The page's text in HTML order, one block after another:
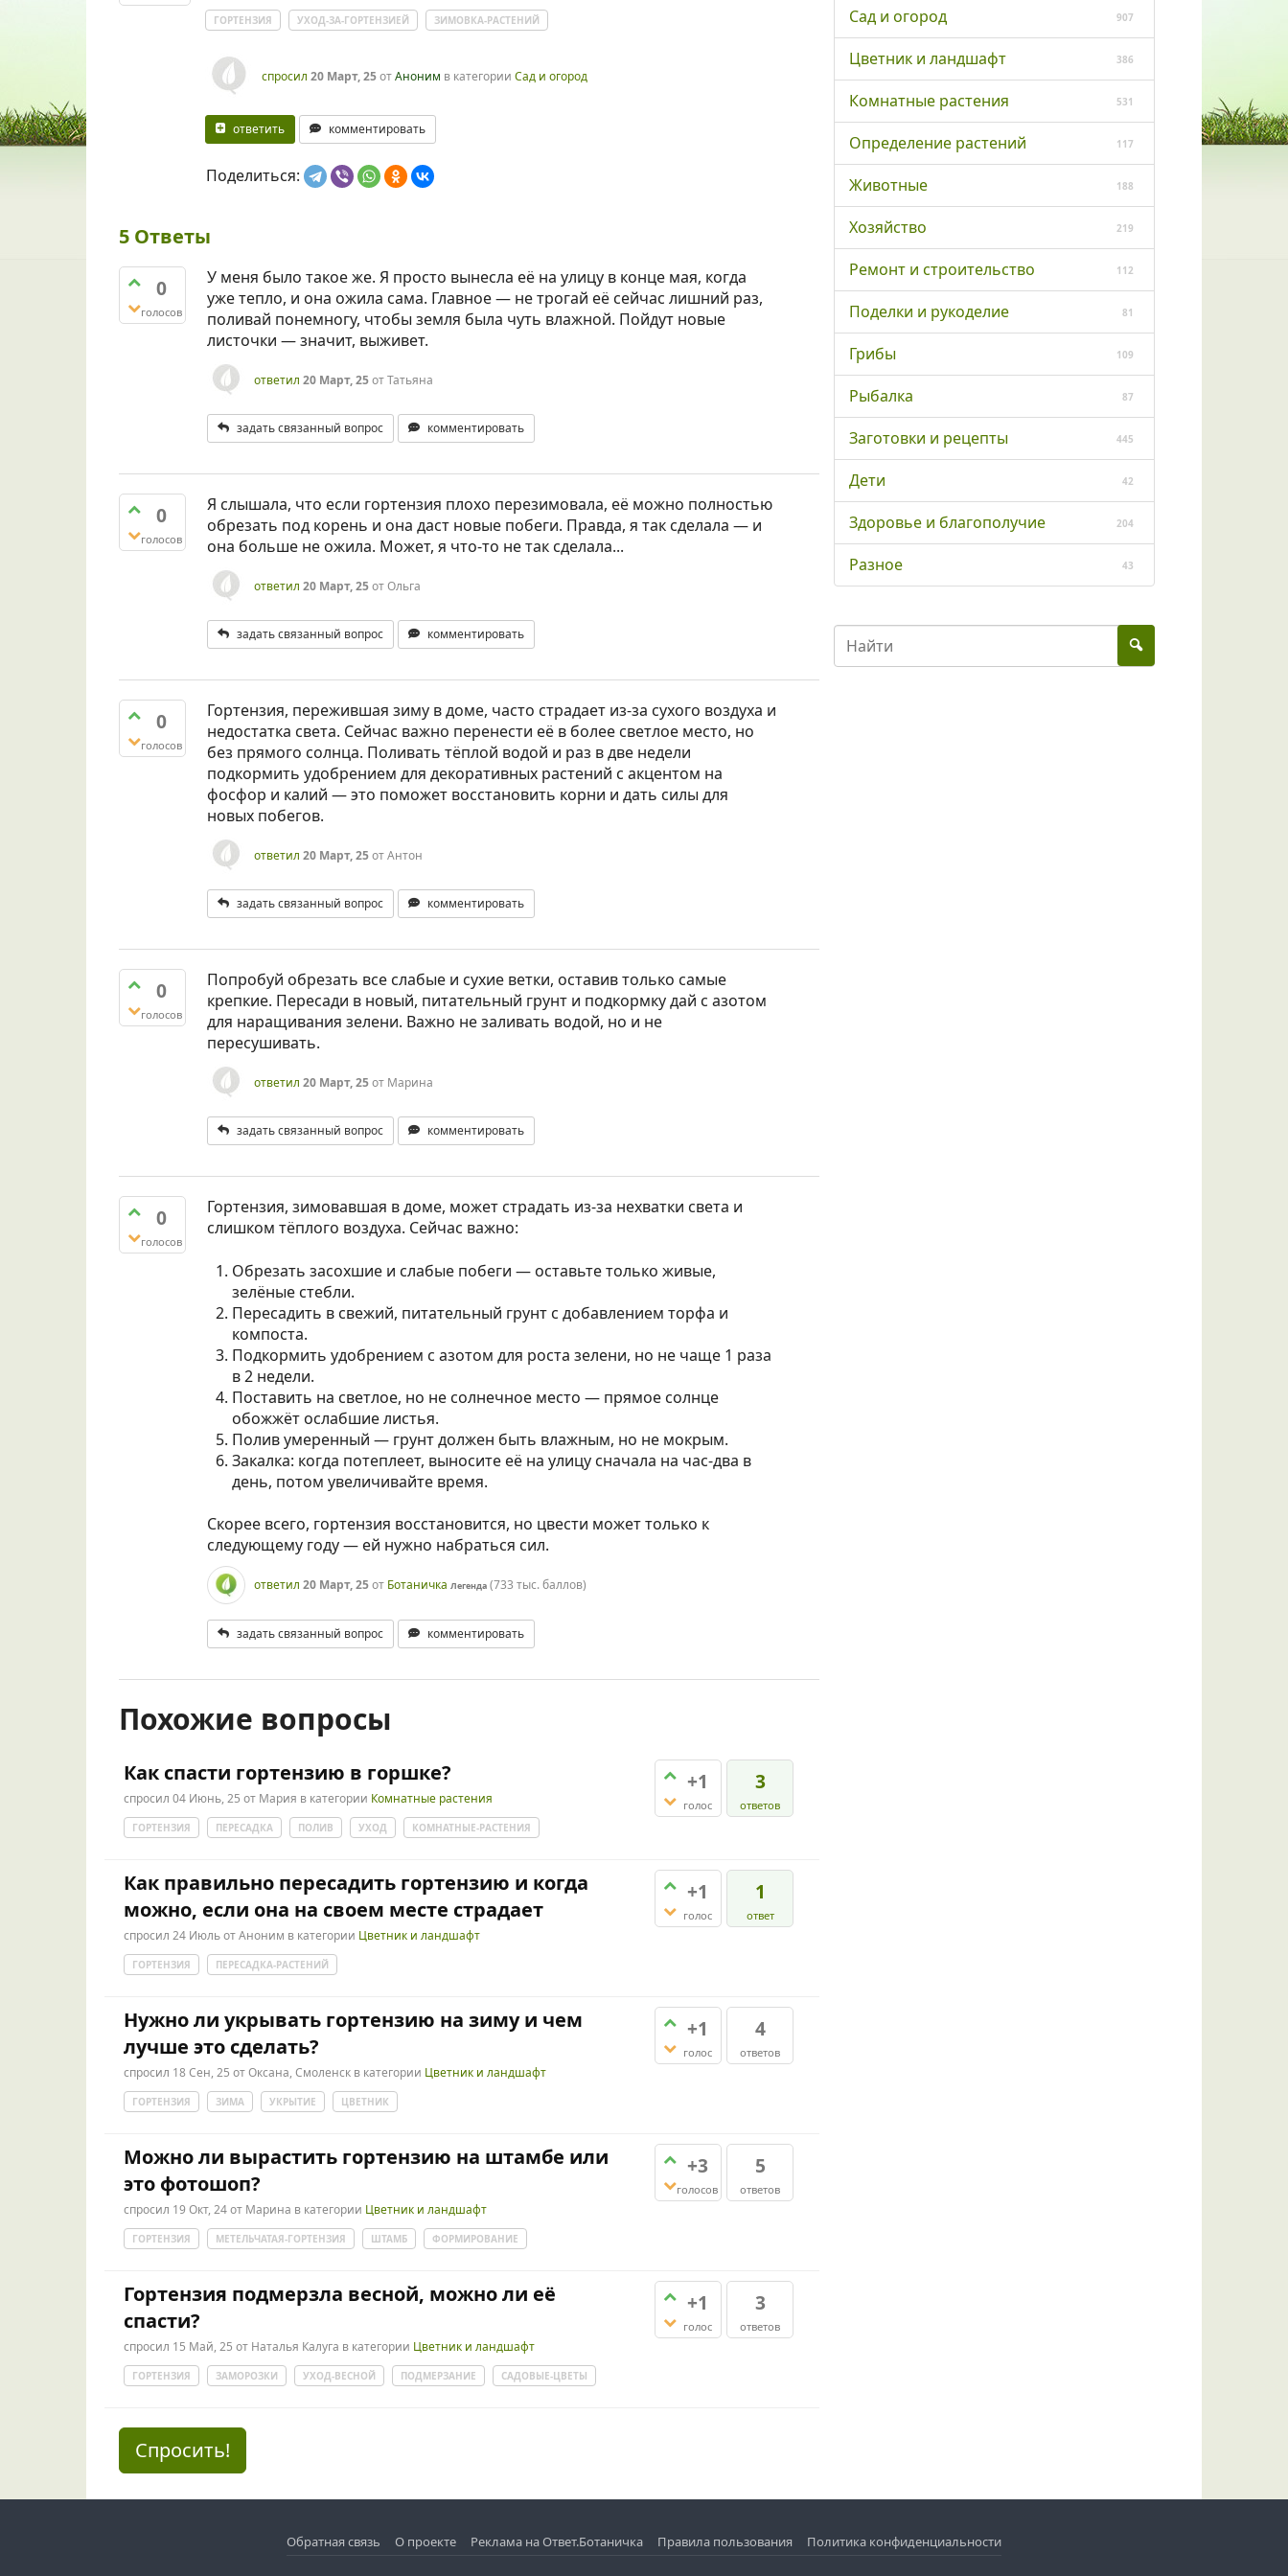
ГОРТЕНЗИЯ УХОД-ЗА-ГОРТЕНЗИЕЙ ЗИМОВКА-РАСТЕНИЙ
спросил 20 Март, 25отАноним в категории Сад и огород
ответить комментировать
Поделиться:
5 Ответы
0
голосов
У меня было такое же. Я просто вынесла её на улицу в конце мая, когда
уже тепло, и она ожила сама. Главное — не трогай её сейчас лишний раз,
поливай понемногу, чтобы земля была чуть влажной. Пойдут новые
листочки — значит, выживет.
ответил 20 Март, 25отТатьяна
задать связанный вопрос комментировать
0
голосов
Я слышала, что если гортензия плохо перезимовала, её можно полностью
обрезать под корень и она даст новые побеги. Правда, я так сделала — и
она больше не ожила. Может, я что-то не так сделала...
ответил 20 Март, 25отОльга
задать связанный вопрос комментировать
0
голосов
Гортензия, пережившая зиму в доме, часто страдает из-за сухого воздуха и
недостатка света. Сейчас важно перенести её в более светлое место, но
без прямого солнца. Поливать тёплой водой и раз в две недели
подкормить удобрением для декоративных растений с акцентом на
фосфор и калий — это поможет восстановить корни и дать силы для
новых побегов.
ответил 20 Март, 25отАнтон
задать связанный вопрос комментировать
0
голосов
Попробуй обрезать все слабые и сухие ветки, оставив только самые
крепкие. Пересади в новый, питательный грунт и подкормку дай с азотом
для наращивания зелени. Важно не заливать водой, но и не
пересушивать.
ответил 20 Март, 25от Марина
задать связанный вопрос комментировать
0
голосов
Гортензия, зимовавшая в доме, может страдать из-за нехватки света и
слишком тёплого воздуха. Сейчас важно:
Обрезать засохшие и слабые побеги — оставьте только живые,
зелёные стебли.
Пересадить в свежий, питательный грунт с добавлением торфа и
компоста.
Подкормить удобрением с азотом для роста зелени, но не чаще 1 раза
в 2 недели.
Поставить на светлое, но не солнечное место — прямое солнце
обожжёт ослабшие листья.
Полив умеренный — грунт должен быть влажным, но не мокрым.
Закалка: когда потеплеет, выносите её на улицу сначала на час-два в
день, потом увеличивайте время.
Скорее всего, гортензия восстановится, но цвести может только к
следующему году — ей нужно набраться сил.
ответил 20 Март, 25от Ботаничка Легенда (733 тыс.баллов)
задать связанный вопрос комментировать
Похожие вопросы
+1
голос
3
ответов
Как спасти гортензию в горшке?
спросил 04 Июнь, 25 от Мария в категории Комнатные растения
ГОРТЕНЗИЯ ПЕРЕСАДКА ПОЛИВ УХОД КОМНАТНЫЕ-РАСТЕНИЯ
+1
голос
1
ответ
Как правильно пересадить гортензию и когда
можно, если она на своем месте страдает
спросил 24 ИюльотАноним в категории Цветник и ландшафт
ГОРТЕНЗИЯ ПЕРЕСАДКА-РАСТЕНИЙ
+1
голос
4
ответов
Нужно ли укрывать гортензию на зиму и чем
лучше это сделать?
спросил 18 Сен, 25 отОксана, Смоленск в категории Цветник и ландшафт
ГОРТЕНЗИЯ ЗИМА УКРЫТИЕ ЦВЕТНИК
+3
голосов
5
ответов
Можно ли вырастить гортензию на штамбе или
это фотошоп?
спросил 19 Окт, 24от Марина в категории Цветник и ландшафт
ГОРТЕНЗИЯ МЕТЕЛЬЧАТАЯ-ГОРТЕНЗИЯ ШТАМБ ФОРМИРОВАНИЕ
+1
голос
3
ответов
Гортензия подмерзла весной, можно ли её
спасти?
спросил 15 Май, 25 от Наталья Калуга в категории Цветник и ландшафт
ГОРТЕНЗИЯ ЗАМОРОЗКИ УХОД-ВЕСНОЙ ПОДМЕРЗАНИЕ САДОВЫЕ-ЦВЕТЫ
Спросить!
Сад и огород 907
Цветник и ландшафт 386
Комнатные растения 531
Определение растений 117
Животные 188
Хозяйство 219
Ремонт и строительство 112
Поделки и рукоделие 81
Грибы 109
Рыбалка 87
Заготовки и рецепты 445
Дети 42
Здоровье и благополучие 204
Разное 43
Обратная связь О проекте Реклама на Ответ.Ботаничка Правила пользования Политика конфиденциальности